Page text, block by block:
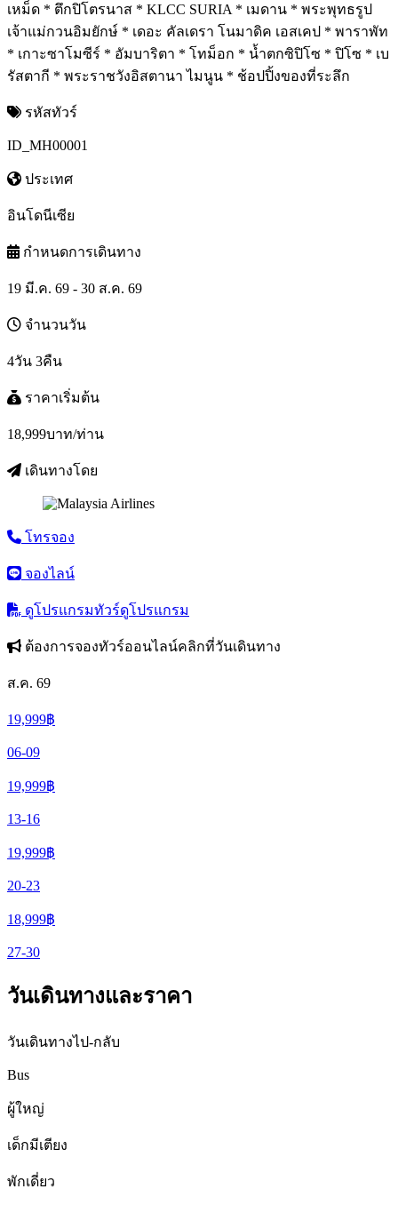
เหม็ด * ตึกปิโตรนาส * KLCC SURIA * เมดาน * พระพุทธรูป
เจ้าแม่กวนอิมยักษ์ * เดอะ คัลเดรา โนมาดิค เอสเคป * พาราพัท
* เกาะซาโมซีร์ * อัมบาริตา * โทม็อก * น้ำตกซิปิโซ * ปิโซ * เบ
รัสตากี * พระราชวังอิสตานา ไมนูน * ช้อปปิ้งของที่ระลึก
รหัสทัวร์
ID_MH00001
ประเทศ
อินโดนีเซีย
กำหนดการเดินทาง
19 มี.ค. 69 - 30 ส.ค. 69
จำนวนวัน
4วัน 3คืน
ราคาเริ่มต้น
18,999บาท/ท่าน
เดินทางโดย
โทรจอง
จองไลน์
ดูโปรแกรมทัวร์ดูโปรแกรม
ต้องการจองทัวร์ออนไลน์คลิกที่วันเดินทาง
ส.ค. 69
19,999฿
06-09
19,999฿
13-16
19,999฿
20-23
18,999฿
27-30
วันเดินทางและราคา
วันเดินทางไป-กลับ
Bus
ผู้ใหญ่
เด็กมีเตียง
พักเดี่ยว